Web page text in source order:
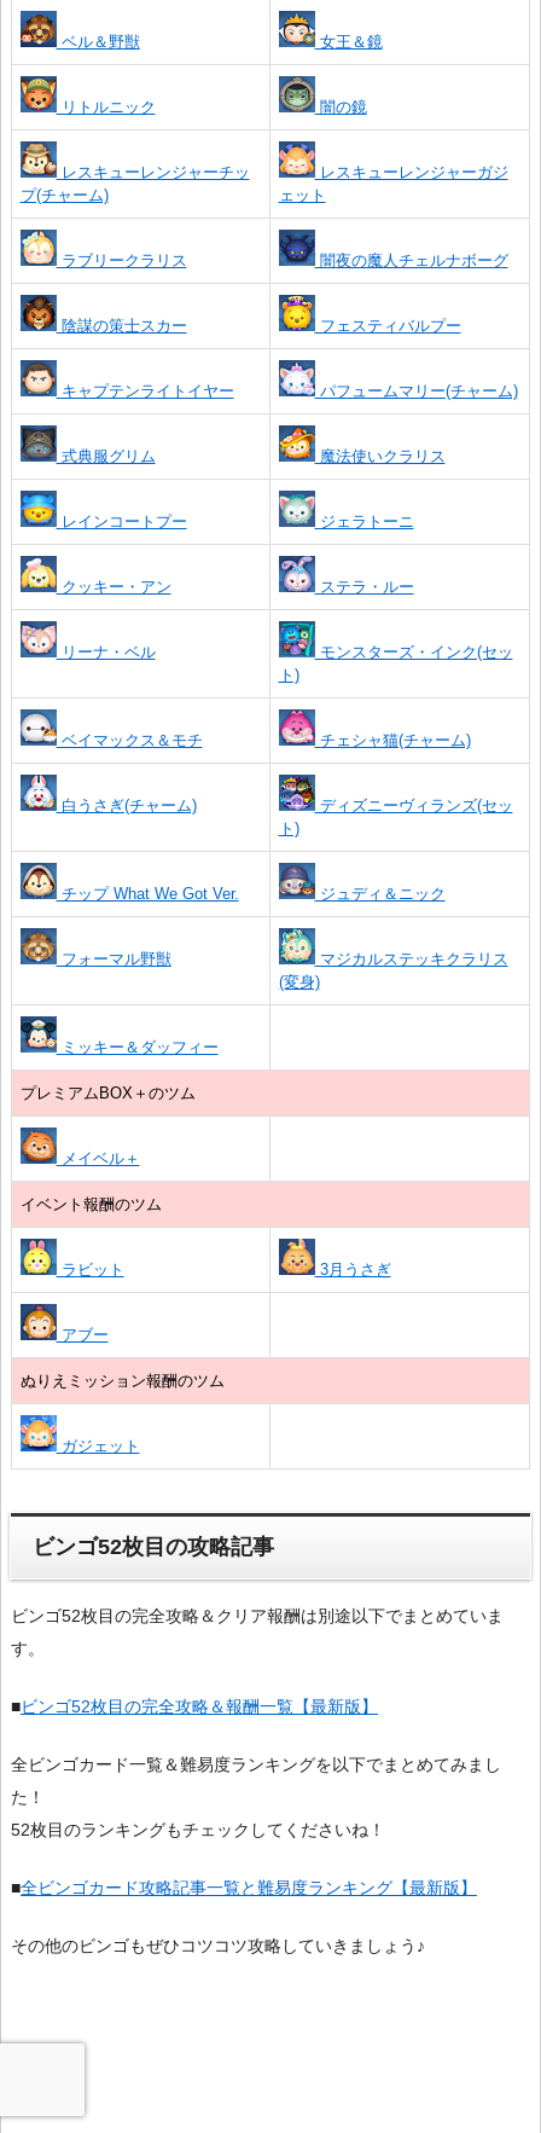
ベル＆野獣 女王＆鏡
リトルニック 闇の鏡
レスキューレンジャーチッ
プ(チャーム)
レスキューレンジャーガジ
ェット
ラブリークラリス 闇夜の魔人チェルナボーグ
陰謀の策士スカー フェスティバルプー
キャプテンライトイヤー パフュームマリー(チャーム)
式典服グリム 魔法使いクラリス
レインコートプー ジェラトーニ
クッキー・アン ステラ・ルー
リーナ・ベル
モンスターズ・インク(セッ
ト)
ベイマックス＆モチ チェシャ猫(チャーム)
白うさぎ(チャーム)
ディズニーヴィランズ(セッ
ト)
チップ What We Got Ver. ジュディ＆ニック
フォーマル野獣
マジカルステッキクラリス
(変身)
ミッキー＆ダッフィー
プレミアムBOX＋のツム
メイベル＋
イベント報酬のツム
ラビット 3月うさぎ
アブー
ぬりえミッション報酬のツム
ガジェット
ビンゴ52枚目の攻略記事
ビンゴ52枚目の完全攻略＆クリア報酬は別途以下でまとめていま
す。
■ビンゴ52枚目の完全攻略＆報酬一覧【最新版】
全ビンゴカード一覧＆難易度ランキングを以下でまとめてみまし
た！
52枚目のランキングもチェックしてくださいね！
■全ビンゴカード攻略記事一覧と難易度ランキング【最新版】
その他のビンゴもぜひコツコツ攻略していきましょう♪